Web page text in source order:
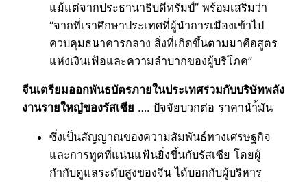
แม้แต่จากประธานาธิบดีทรัมป์” พร้อมเสริมว่า
“จากที่เราศึกษาประเทศที่ผู้นำการเมืองเข้าไป
ควบคุมธนาคารกลาง สิ่งที่เกิดขึ้นตามมาคือสูตร
แห่งเงินเฟ้อและความลำบากของผู้บริโภค”
จีนเตรียมออกพันธบัตรภายในประเทศร่วมกับบริษัทพลัง
งานรายใหญ๋ของรัสเซีย …. ปัจจัยบวกต่อ ราคานำ้มัน
ซึ่งเป็นสัญญาณของความสัมพันธ์ทางเศรษฐกิจ
และการทูตที่แน่นแฟ้นยิ่งขึ้นกับรัสเซีย โดยผู้
กำกับดูแลระดับสูงของจีน ได้บอกกับผู้บริหาร